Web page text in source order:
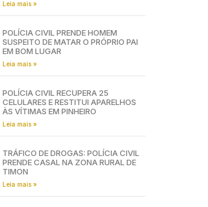
Leia mais »
POLÍCIA CIVIL PRENDE HOMEM
SUSPEITO DE MATAR O PRÓPRIO PAI
EM BOM LUGAR
Leia mais »
POLÍCIA CIVIL RECUPERA 25
CELULARES E RESTITUI APARELHOS
ÀS VÍTIMAS EM PINHEIRO
Leia mais »
TRÁFICO DE DROGAS: POLÍCIA CIVIL
PRENDE CASAL NA ZONA RURAL DE
TIMON
Leia mais »